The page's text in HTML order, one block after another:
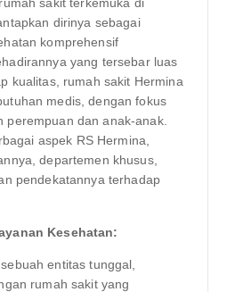
sakit terkemuka di
dirinya sebagai
komprehensif
yang tersebar luas
kualitas, rumah sakit Hermina
medis, dengan fokus
perempuan dan anak-anak.
aspek RS Hermina,
departemen khusus,
pendekatannya terhadap
Kesehatan:
entitas tunggal,
rumah sakit yang